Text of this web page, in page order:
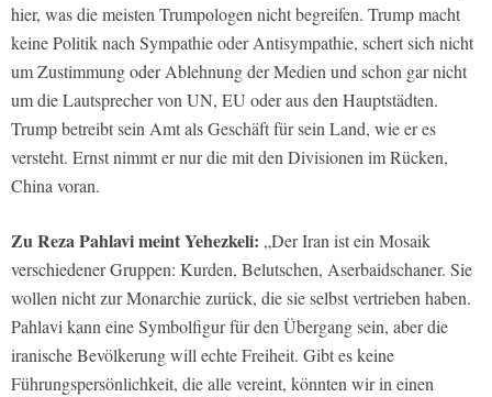
hier, was die meisten Trumpologen nicht begreifen. Trump macht
keine Politik nach Sympathie oder Antisympathie, schert sich nicht
um Zustimmung oder Ablehnung der Medien und schon gar nicht
um die Lautsprecher von UN, EU oder aus den Hauptstädten.
Trump betreibt sein Amt als Geschäft für sein Land, wie er es
versteht. Ernst nimmt er nur die mit den Divisionen im Rücken,
China voran.
Zu Reza Pahlavi meint Yehezkeli: „Der Iran ist ein Mosaik
verschiedener Gruppen: Kurden, Belutschen, Aserbaidschaner. Sie
wollen nicht zur Monarchie zurück, die sie selbst vertrieben haben.
Pahlavi kann eine Symbolfigur für den Übergang sein, aber die
iranische Bevölkerung will echte Freiheit. Gibt es keine
Führungspersönlichkeit, die alle vereint, könnten wir in einen